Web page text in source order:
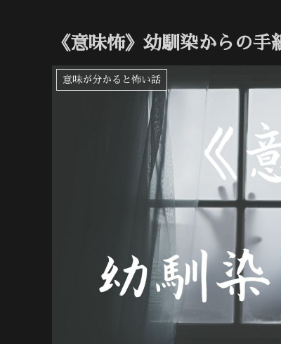
《意味怖》幼馴染からの手
意味が分かると怖い話